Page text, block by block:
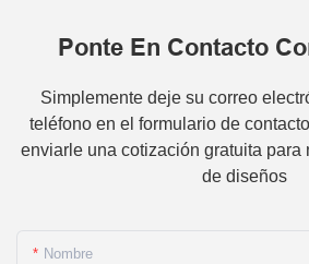
Ponte En Contacto
Simplemente deje su correo
teléfono en el formulario de
enviarle una cotización gratuita para
de diseños
Nombre